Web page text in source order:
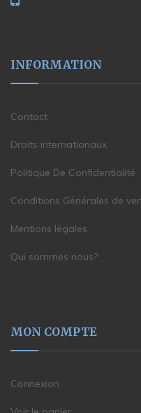
INFORMATION
Contact
Droits internationaux
Politique De Confidentialité
Conditions Générales de
Mentions légales
Qui sommes nous?
MON COMPTE
Connexion